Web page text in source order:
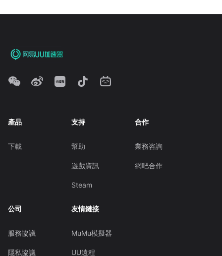
產品
下載
支持
幫助
遊戲資訊
Steam
合作
業務咨詢
網吧合作
公司
服務協議
隱私協議
友情鏈接
MuMu模擬器
UU遠程